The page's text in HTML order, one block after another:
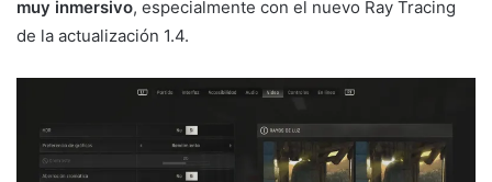
muy inmersivo, especialmente con el nuevo Ray Tracing
de la actualización 1.4.